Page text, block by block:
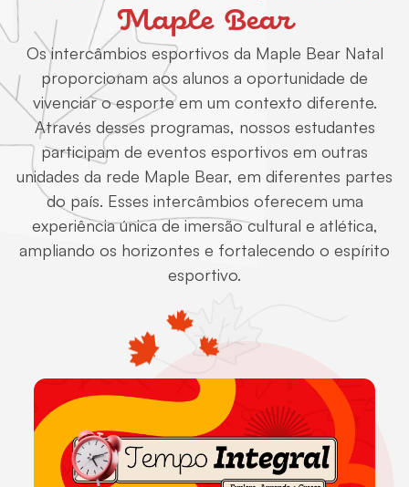
Maple Bear
Os intercâmbios esportivos da Maple Bear Natal
proporcionam aos alunos a oportunidade de
vivenciar o esporte em um contexto diferente.
Através desses programas, nossos estudantes
participam de eventos esportivos em outras
unidades da rede Maple Bear, em diferentes partes
do país. Esses intercâmbios oferecem uma
experiência única de imersão cultural e atlética,
ampliando os horizontes e fortalecendo o espírito
esportivo.